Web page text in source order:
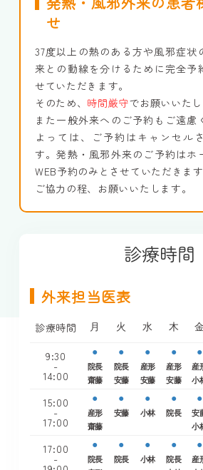
せ
37度以上の熱のある方や風邪症状
来との動線を分けるために完全予
せていただきます。
そのため、 時間厳守でお願いいたし
また一般外来へのご予約もご遠慮
よっては、ご予約はキャンセル
す。発熱・風邪外来のご予約はホ
WEB予約のみとさせていただきます
ご協力の程、お願いいたします。
診療時間
外来担当医表
診療時間 月 火 水 木 金
9:30
-
14:00
●
院長
齋藤
●
院長
安藤
●
産形
安藤
●
産形
安藤
●
産
小
15:00
-
17:00
●
産形
齋藤
●
安藤
●
小林
●
院長
●
安
小
17:00
-
●
院長
●
院長
●
小林
●
院長
●
産